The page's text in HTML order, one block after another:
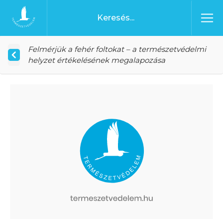
Ugrás a tartalomhoz
Főoldal
Felmérjük a fehér foltokat – a természetvédelmi
helyzet értékelésének megalapozása